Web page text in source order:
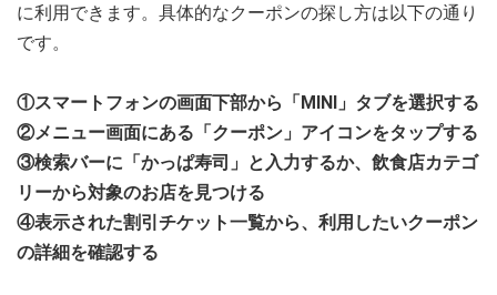
に利用できます。具体的なクーポンの探し方は以下の通り
です。
①スマートフォンの画面下部から「MINI」タブを選択する
②メニュー画面にある「クーポン」アイコンをタップする
③検索バーに「かっぱ寿司」と入力するか、飲食店カテゴ
リーから対象のお店を見つける
④表示された割引チケット一覧から、利用したいクーポン
の詳細を確認する